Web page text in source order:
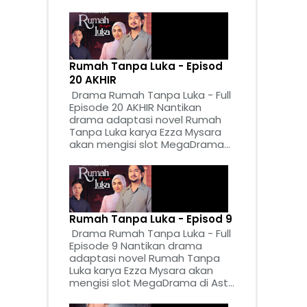
Rumah Tanpa Luka - Episod
20 AKHIR
Drama Rumah Tanpa Luka - Full
Episode 20 AKHIR Nantikan
drama adaptasi novel Rumah
Tanpa Luka karya Ezza Mysara
akan mengisi slot MegaDrama...
Rumah Tanpa Luka - Episod 9
Drama Rumah Tanpa Luka - Full
Episode 9 Nantikan drama
adaptasi novel Rumah Tanpa
Luka karya Ezza Mysara akan
mengisi slot MegaDrama di Ast...